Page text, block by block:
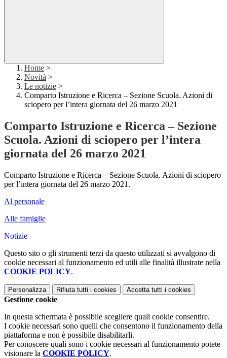
Home >
Novità >
Le notizie >
Comparto Istruzione e Ricerca – Sezione Scuola. Azioni di
sciopero per l’intera giornata del 26 marzo 2021
Comparto Istruzione e Ricerca – Sezione
Scuola. Azioni di sciopero per l’intera
giornata del 26 marzo 2021
Comparto Istruzione e Ricerca – Sezione Scuola. Azioni di sciopero
per l’intera giornata del 26 marzo 2021.
Al personale
Alle famiglie
Notizie
Questo sito o gli strumenti terzi da questo utilizzati si avvalgono di
cookie necessari al funzionamento ed utili alle finalità illustrate nella
COOKIE POLICY.
Personalizza Rifiuta tutti i cookies Accetta tutti i cookies
Gestione cookie
In questa schermata è possibile scegliere quali cookie consentire.
I cookie necessari sono quelli che consentono il funzionamento della
piattaforma e non è possibile disabilitarli.
Per conoscere quali sono i cookie necessari al funzionamento potete
visionare la COOKIE POLICY.